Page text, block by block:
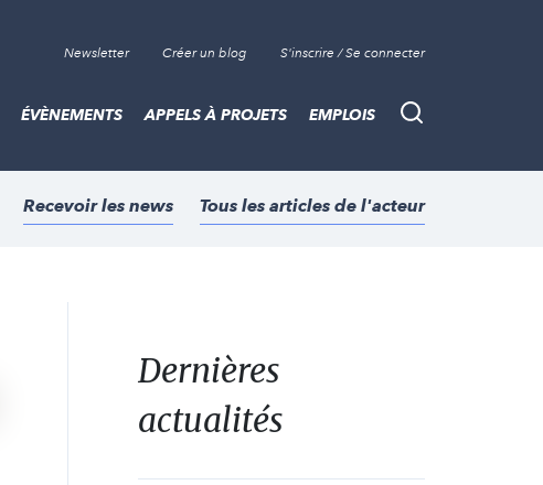
Newsletter Créer un blog S'inscrire / Se connecter
Recherche
ÉVÈNEMENTS APPELS À PROJETS EMPLOIS
Recevoir les news Tous les articles de l'acteur
Dernières
actualités